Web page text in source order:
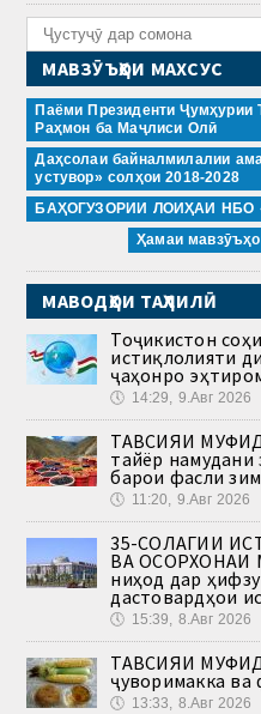
МАВЗӮЪҲОИ МАХСУС
Паёми Президенти Ҷумҳурии
Раҳмон ба Маҷлиси Олӣ
Даҳсолаи байналмилалии
устувор» солҳои 2018-2028
БАҲОГУЗОРИИ ЛОИҲАИ НБО
Ҳамаи
МАВОДҲОИ ТАҲЛИЛӢ
Тоҷикистон
истиқлолияти
ҷаҳонро
🕔 14:29, 9.Авг 2026
ТАВСИЯИ
тайёр намудани
барои фасли
🕔 11:20, 9.Авг 2026
35-СОЛАГИИ
ВА ОСОРХОНАИ
ниҳод дар
дастовардҳои
🕔 15:39, 8.Авг 2026
ТАВСИЯИ
ҷуворимакка ва
🕔 13:33, 8.Авг 2026